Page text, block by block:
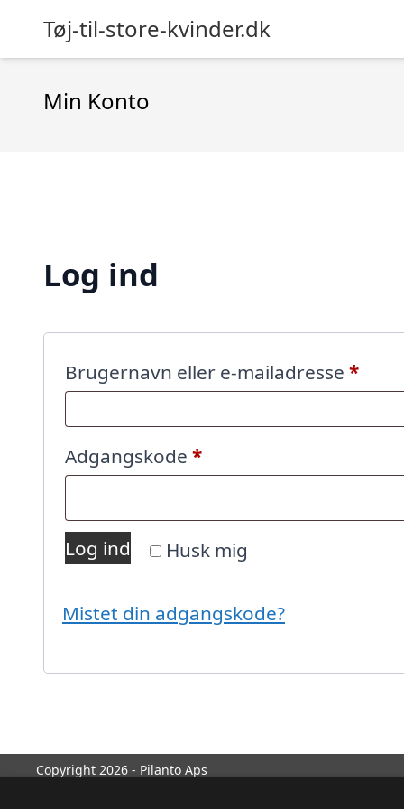
Tøj-til-store-kvinder.dk
Min Konto
Log ind
Brugernavn eller e-mailadresse *
Adgangskode *Påkrævet
Husk mig
Log ind
Mistet din adgangskode?
Copyright 2026 - Pilanto Aps